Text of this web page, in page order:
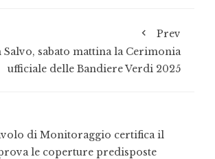
Prev
Salvo, sabato mattina la Cerimonia
ufficiale delle Bandiere Verdi 2025
di Monitoraggio certifica il
le coperture predisposte